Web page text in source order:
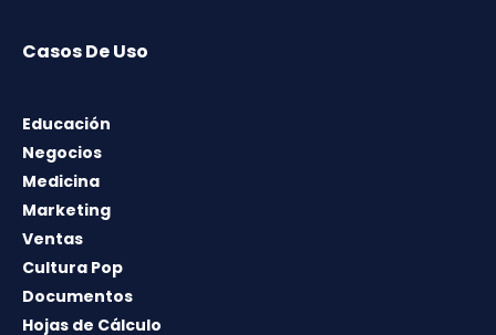
Casos De Uso
Educación
Negocios
Medicina
Marketing
Ventas
Cultura Pop
Documentos
Hojas de Cálculo